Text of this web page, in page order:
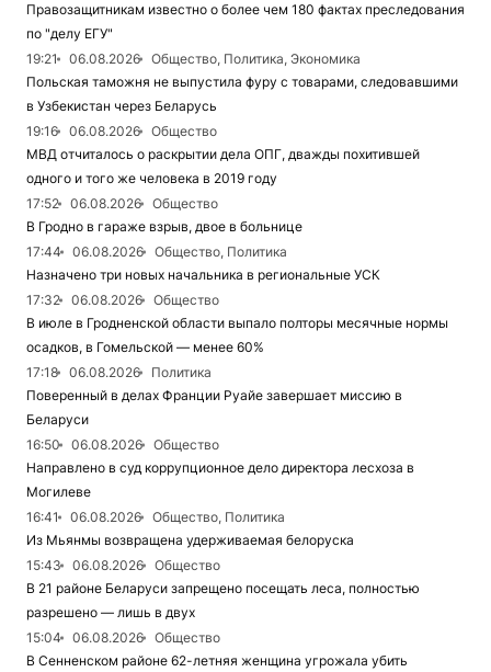
Правозащитникам известно о более чем 180 фактах преследования
по "делу ЕГУ"
19:21
06.08.2026
Общество, Политика, Экономика
Польская таможня не выпустила фуру с товарами, следовавшими
в Узбекистан через Беларусь
19:16
06.08.2026
Общество
МВД отчиталось о раскрытии дела ОПГ, дважды похитившей
одного и того же человека в 2019 году
17:52
06.08.2026
Общество
В Гродно в гараже взрыв, двое в больнице
17:44
06.08.2026
Общество, Политика
Назначено три новых начальника в региональные УСК
17:32
06.08.2026
Общество
В июле в Гродненской области выпало полторы месячные нормы
осадков, в Гомельской — менее 60%
17:18
06.08.2026
Политика
Поверенный в делах Франции Руайе завершает миссию в
Беларуси
16:50
06.08.2026
Общество
Направлено в суд коррупционное дело директора лесхоза в
Могилеве
16:41
06.08.2026
Общество, Политика
Из Мьянмы возвращена удерживаемая белоруска
15:43
06.08.2026
Общество
В 21 районе Беларуси запрещено посещать леса, полностью
разрешено — лишь в двух
15:04
06.08.2026
Общество
В Сенненском районе 62-летняя женщина угрожала убить